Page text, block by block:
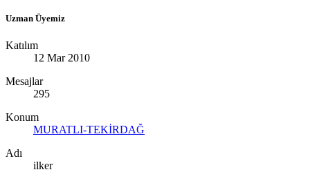
Uzman Üyemiz
Katılım
12 Mar 2010
Mesajlar
295
Konum
MURATLI-TEKİRDAĞ
Adı
ilker